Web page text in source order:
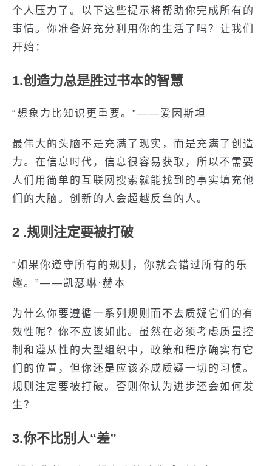
个人压力了。以下这些提示将帮助你完成所有的
事情。你准备好充分利用你的生活了吗？让我们
开始：
1.创造力总是胜过书本的智慧
“想象力比知识更重要。”——爱因斯坦
最伟大的头脑不是充满了现实，而是充满了创造
力。在信息时代，信息很容易获取，所以不需要
人们用简单的互联网搜索就能找到的事实填充他
们的大脑。创新的人会超越反刍的人。
2 .规则注定要被打破
“如果你遵守所有的规则，你就会错过所有的乐
趣。”——凯瑟琳·赫本
为什么你要遵循一系列规则而不去质疑它们的有
效性呢？你不应该如此。虽然在必须考虑质量控
制和遵从性的大型组织中，政策和程序确实有它
们的位置，但你还是应该养成质疑一切的习惯。
规则注定要被打破。否则你认为进步还会如何发
生？
3.你不比别人“差”